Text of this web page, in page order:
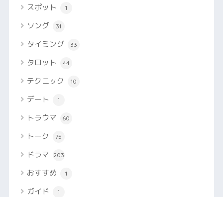
スポット 1
ソング 31
タイミング 33
タロット 44
テクニック 10
デート 1
トラウマ 60
トーク 75
ドラマ 203
おすすめ 1
ガイド 1